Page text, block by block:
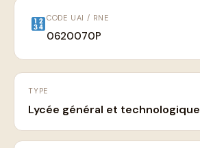
CODE UAI / RNE
0620070P
TYPE
Lycée général et technologique